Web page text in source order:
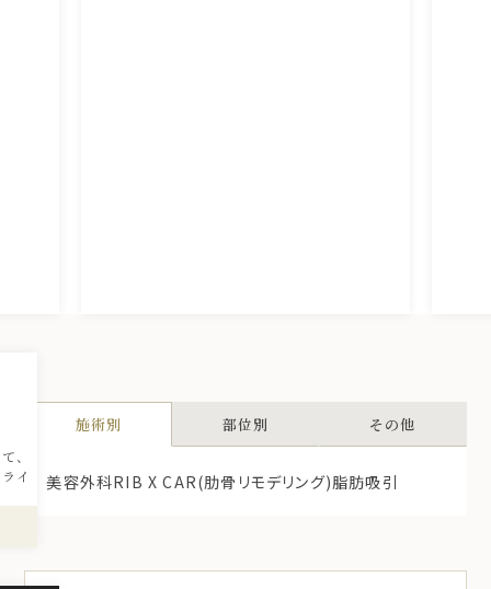
、
イ
施術別 部位別 その他
美容外科RIB X CAR(肋骨リモデリング)脂肪吸引